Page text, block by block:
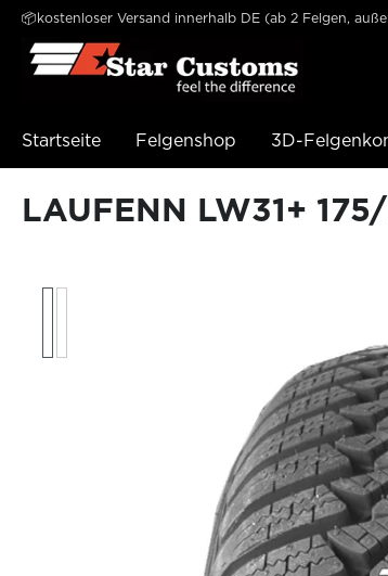
springen Zur Hauptnavigation springen
📦kostenloser Versand innerhalb DE (ab 2 Felgen,
Startseite Felgenshop 3D-
LAUFENN LW31+